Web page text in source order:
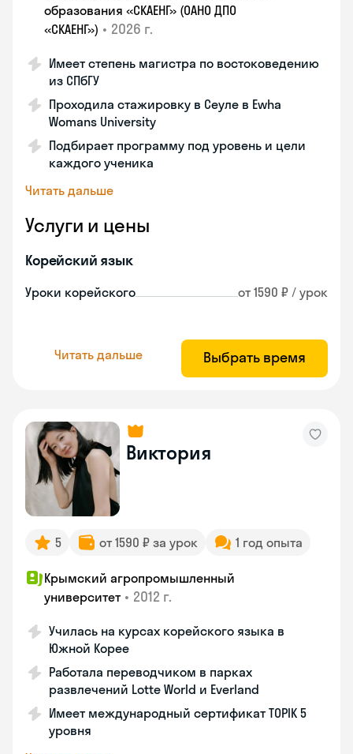
образования «СКАЕНГ» (ОАНО ДПО
«СКАЕНГ») • 2026 г.
Имеет степень магистра по востоковедению
из СПбГУ
Проходила стажировку в Сеуле в Ewha
Womans University
Подбирает программу под уровень и цели
каждого ученика
Читать дальше
Услуги и цены
Корейский язык
Уроки корейского от 1590 ₽ / урок
Читать дальше Выбрать время
Виктория
5 от 1590 ₽ за урок 1 год опыта
Крымский агропромышленный
университет • 2012 г.
Училась на курсах корейского языка в
Южной Корее
Работала переводчиком в парках
развлечений Lotte World и Everland
Имеет международный сертификат TOPIK 5
уровня